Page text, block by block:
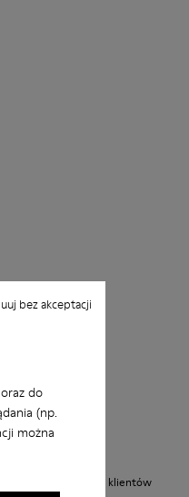
do
(np.
można
bez akceptacji
Średnia ocena klientów